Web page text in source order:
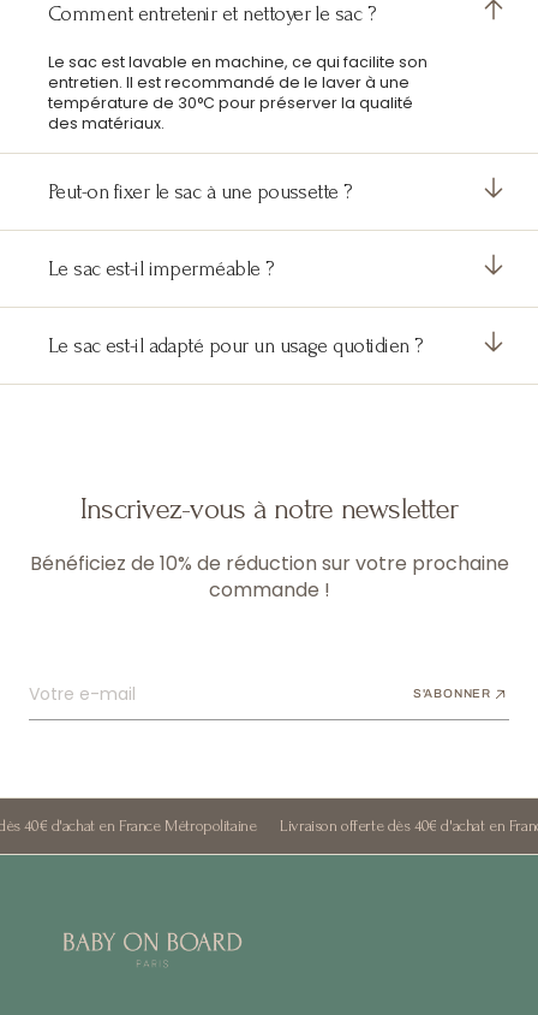
Comment entretenir et nettoyer le sac ?
Le sac est lavable en machine, ce qui facilite son
entretien. Il est recommandé de le laver à une
température de 30°C pour préserver la qualité
des matériaux.
Peut-on fixer le sac à une poussette ?
Le sac est-il imperméable ?
Le sac est-il adapté pour un usage quotidien ?
Inscrivez-vous à notre newsletter
Bénéficiez de 10% de réduction sur votre prochaine
commande !
Votre e-mail S'ABONNER
d'achat en France Métropolitaine Livraison offerte dès 40€ d'achat en France